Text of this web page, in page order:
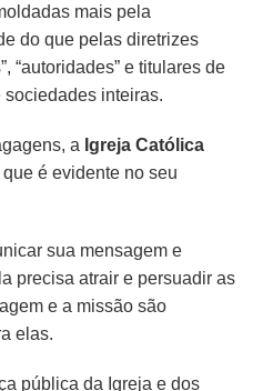
mais pela
do que pelas diretrizes
“autoridades” e titulares de
inteiras.
a Igreja Católica
é evidente no seu
sua mensagem e
precisa atrair e persuadir as
e a missão são
elas.
pública da Igreja e dos